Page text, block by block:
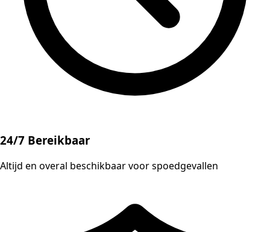
24/7 Bereikbaar
Altijd en overal beschikbaar voor spoedgevallen